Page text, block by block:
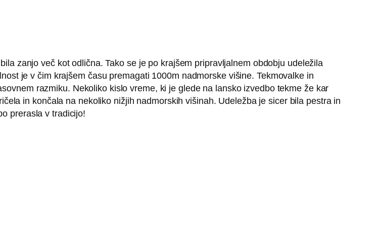
zanjo več kot odlična. Tako se je po krajšem pripravljalnem obdobju udeležila
je v čim krajšem času premagati 1000m nadmorske višine. Tekmovalke in
razmiku. Nekoliko kislo vreme, ki je glede na lansko izvedbo tekme že kar
in končala na nekoliko nižjih nadmorskih višinah. Udeležba je sicer bila pestra in
prerasla v tradicijo!